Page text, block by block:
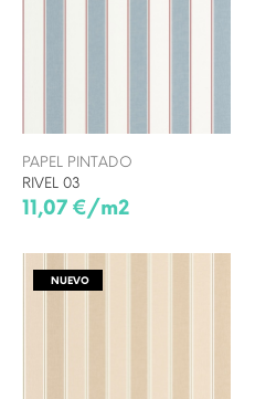
PAPEL PINTADO
RIVEL 03
11,07 €/m2
NUEVO